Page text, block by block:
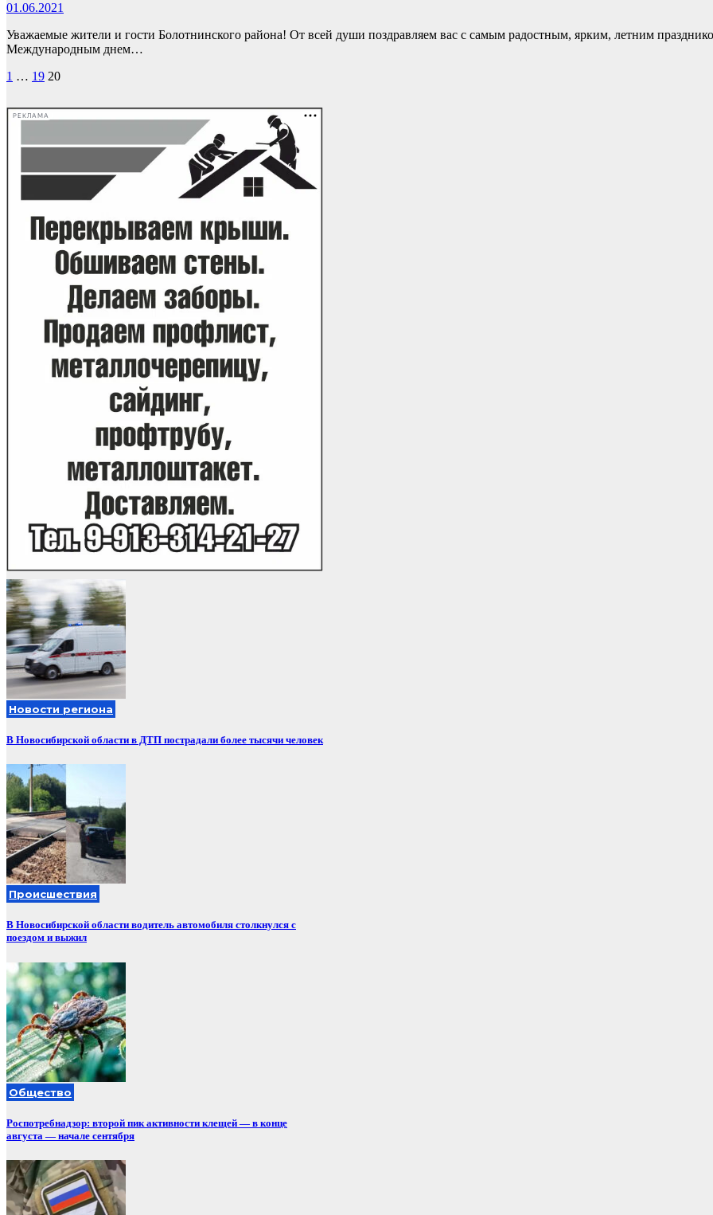
01.06.2021
Уважаемые жители и гости Болотнинского района! От всей души поздравляем вас с самым радостным, ярким, летним
Международным днем…
Пагинация
1 … 19 20
РЕКЛАМА
Новости региона
В Новосибирской области в ДТП пострадали более тысячи человек
Происшествия
В Новосибирской области водитель автомобиля столкнулся с
поездом и выжил
Общество
Роспотребнадзор: второй пик активности клещей — в конце
августа — начале сентября